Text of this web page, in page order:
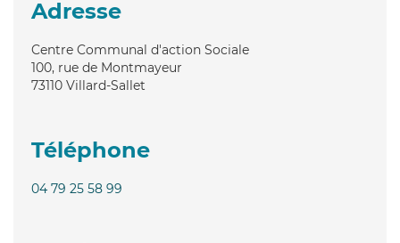
Adresse
Centre Communal d'action Sociale
100, rue de Montmayeur
73110 Villard-Sallet
Téléphone
04 79 25 58 99